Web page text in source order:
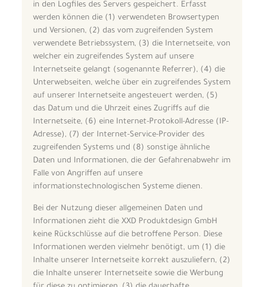
in den Logfiles des Servers gespeichert. Erfasst
werden können die (1) verwendeten Browsertypen
und Versionen, (2) das vom zugreifenden System
verwendete Betriebssystem, (3) die Internetseite, von
welcher ein zugreifendes System auf unsere
Internetseite gelangt (sogenannte Referrer), (4) die
Unterwebseiten, welche über ein zugreifendes System
auf unserer Internetseite angesteuert werden, (5)
das Datum und die Uhrzeit eines Zugriffs auf die
Internetseite, (6) eine Internet-Protokoll-Adresse (IP-
Adresse), (7) der Internet-Service-Provider des
zugreifenden Systems und (8) sonstige ähnliche
Daten und Informationen, die der Gefahrenabwehr im
Falle von Angriffen auf unsere
informationstechnologischen Systeme dienen.
Bei der Nutzung dieser allgemeinen Daten und
Informationen zieht die XXD Produktdesign GmbH
keine Rückschlüsse auf die betroffene Person. Diese
Informationen werden vielmehr benötigt, um (1) die
Inhalte unserer Internetseite korrekt auszuliefern, (2)
die Inhalte unserer Internetseite sowie die Werbung